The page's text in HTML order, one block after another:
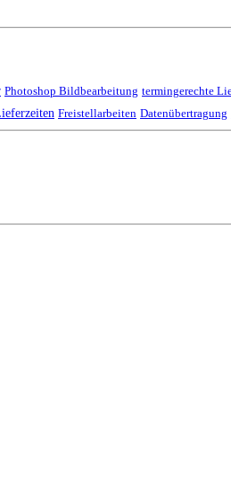
Photoshop Bildbearbeitung termingerechte
Freistellarbeiten Datenübertragung